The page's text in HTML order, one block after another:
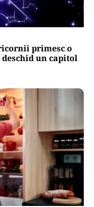
primesc o
un capitol